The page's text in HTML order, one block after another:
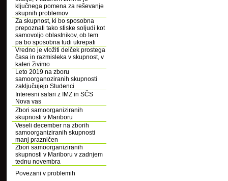
ključnega pomena za reševanje
skupnih problemov
Za skupnost, ki bo sposobna
prepoznati tako stiske soljudi kot
samovoljo oblastnikov, ob tem
pa bo sposobna tudi ukrepati
Vredno je vložiti delček prostega
časa in razmisleka v skupnost, v
kateri živimo
Leto 2019 na zboru
samoorganoziranih skupnosti
zaključujejo Studenci
Interesni safari z IMZ in SČS
Nova vas
Zbori samoorganiziranih
skupnosti v Mariboru
Veseli december na zborih
samoorganiziranih skupnosti
manj prazničen
Zbori samoorganiziranih
skupnosti v Mariboru v zadnjem
tednu novembra
Povezani v problemih